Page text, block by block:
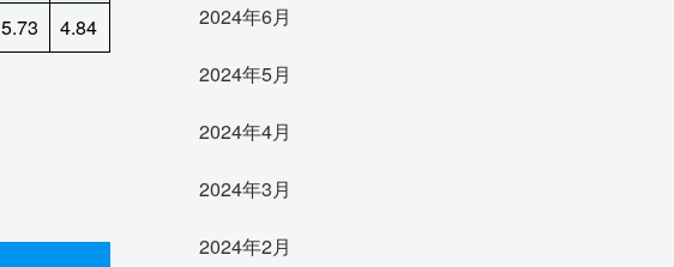
5.73 4.84 2024年6月
2024年5月
2024年4月
2024年3月
2024年2月